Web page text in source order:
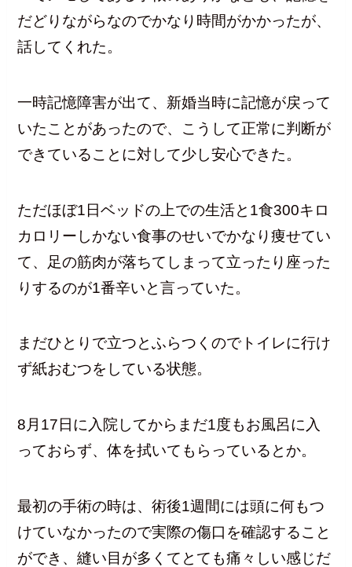
だどりながらなのでかなり時間がかかったが、
話してくれた。
一時記憶障害が出て、新婚当時に記憶が戻って
いたことがあったので、こうして正常に判断が
できていることに対して少し安心できた。
ただほぼ1日ベッドの上での生活と1食300キロ
カロリーしかない食事のせいでかなり痩せてい
て、足の筋肉が落ちてしまって立ったり座った
りするのが1番辛いと言っていた。
まだひとりで立つとふらつくのでトイレに行け
ず紙おむつをしている状態。
8月17日に入院してからまだ1度もお風呂に入
っておらず、体を拭いてもらっているとか。
最初の手術の時は、術後1週間には頭に何もつ
けていなかったので実際の傷口を確認すること
ができ、縫い目が多くてとても痛々しい感じだ